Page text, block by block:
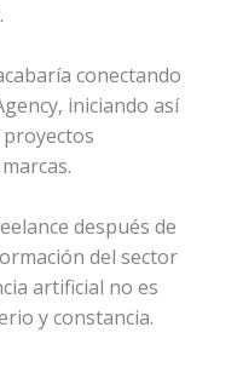
conectando
iniciando así
después de
del sector
artificial no es
y constancia.